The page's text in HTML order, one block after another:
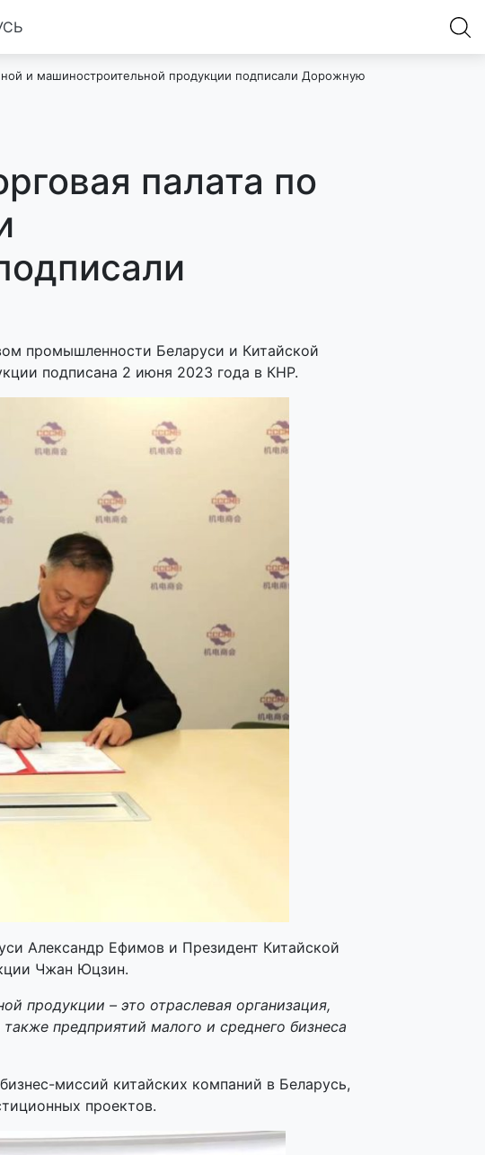
и машиностроительной продукции подписали Дорожную
палата по
промышленности Беларуси и Китайской
подписана 2 июня 2023 года в КНР.
Александр Ефимов и Президент Китайской
Чжан Юцзин.
продукции – это отраслевая организация,
предприятий малого и среднего бизнеса
миссий китайских компаний в Беларусь,
проектов.